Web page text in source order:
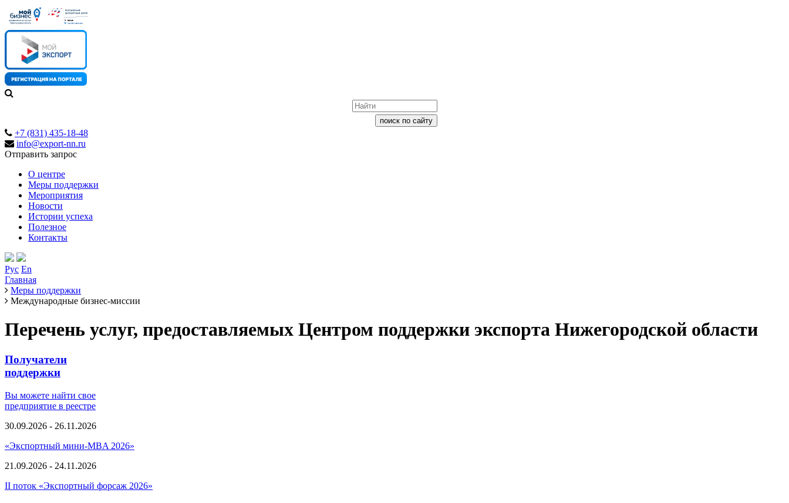
+7 (831) 435-18-48
info@export-nn.ru
Отправить запрос
О центре
Меры поддержки
Мероприятия
Новости
Истории успеха
Полезное
Контакты
Рус En
Главная
Меры поддержки
Международные бизнес-миссии
Перечень услуг, предоставляемых Центром поддержки экспорта Нижегородской области
Получатели
поддержки
Вы можете найти свое
предприятие в реестре
30.09.2026 - 26.11.2026
«Экспортный мини-MBA 2026»
21.09.2026 - 24.11.2026
II поток «Экспортный форсаж 2026»